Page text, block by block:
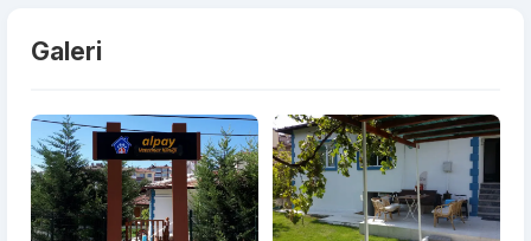
Galeri